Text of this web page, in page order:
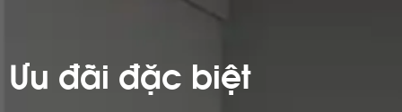
Ưu đãi đặc biệt​